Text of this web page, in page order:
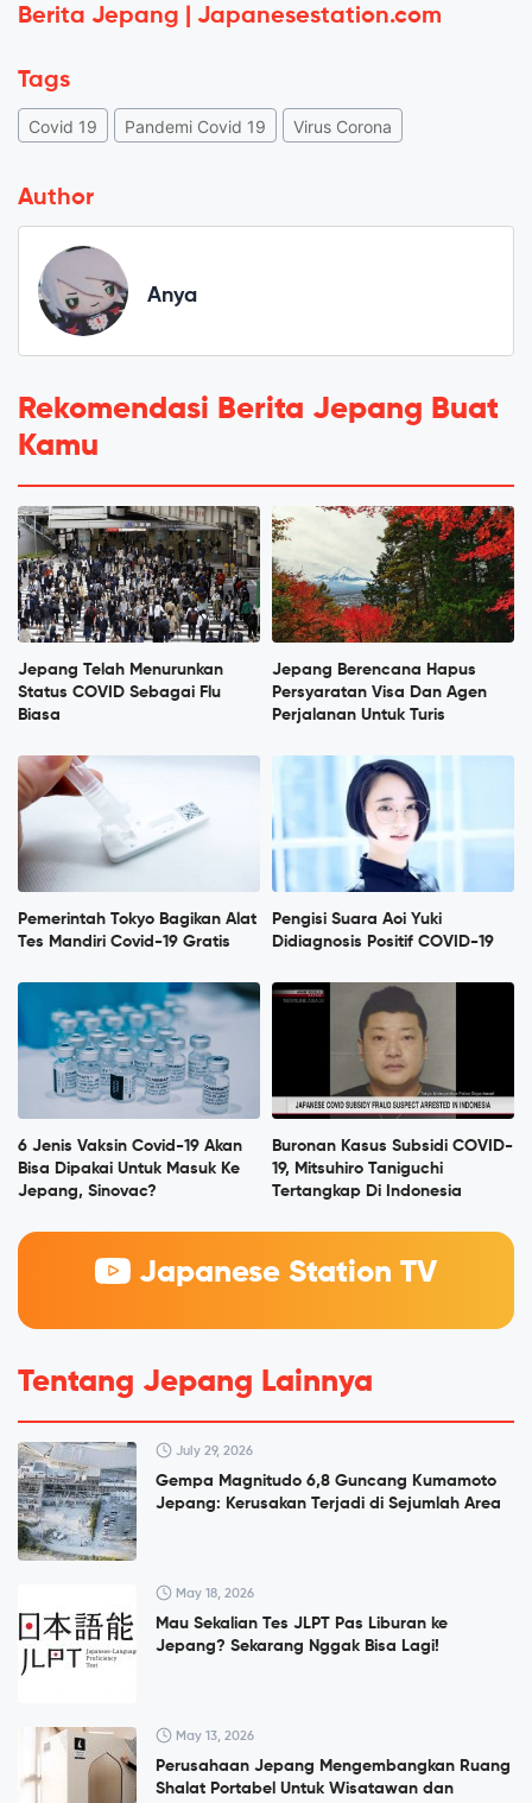
Berita Jepang | Japanesestation.com
Tags
Covid 19 Pandemi Covid 19 Virus Corona
Author
Anya
Rekomendasi Berita Jepang Buat
Kamu
Jepang Telah Menurunkan
Status COVID Sebagai Flu
Biasa
Jepang Berencana Hapus
Persyaratan Visa Dan Agen
Perjalanan Untuk Turis
Pemerintah Tokyo Bagikan Alat
Tes Mandiri Covid-19 Gratis
Pengisi Suara Aoi Yuki
Didiagnosis Positif COVID-19
6 Jenis Vaksin Covid-19 Akan
Bisa Dipakai Untuk Masuk Ke
Jepang, Sinovac?
Buronan Kasus Subsidi COVID-
19, Mitsuhiro Taniguchi
Tertangkap Di Indonesia
Japanese Station TV
Tentang Jepang Lainnya
July 29, 2026
Gempa Magnitudo 6,8 Guncang Kumamoto
Jepang: Kerusakan Terjadi di Sejumlah Area
May 18, 2026
Mau Sekalian Tes JLPT Pas Liburan ke
Jepang? Sekarang Nggak Bisa Lagi!
May 13, 2026
Perusahaan Jepang Mengembangkan Ruang
Shalat Portabel Untuk Wisatawan dan